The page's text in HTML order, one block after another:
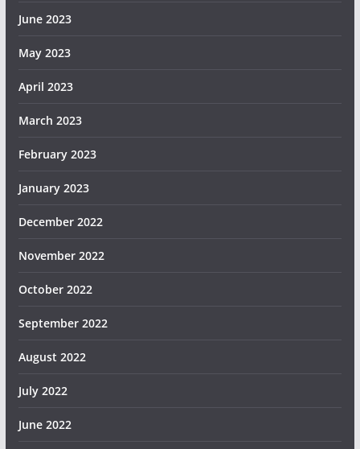
June 2023
May 2023
April 2023
March 2023
February 2023
January 2023
December 2022
November 2022
October 2022
September 2022
August 2022
July 2022
June 2022